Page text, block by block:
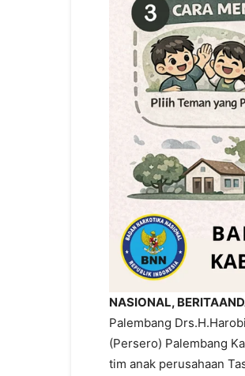
NASIONAL,
Palembang
(Persero) Palembang
tim anak perusahaan